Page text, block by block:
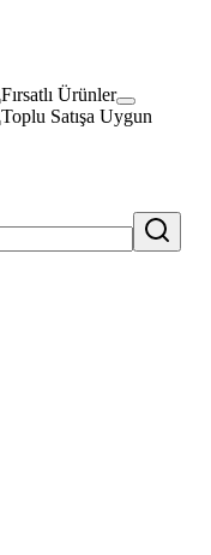
Fırsatlı Ürünler
Toplu Satışa Uygun